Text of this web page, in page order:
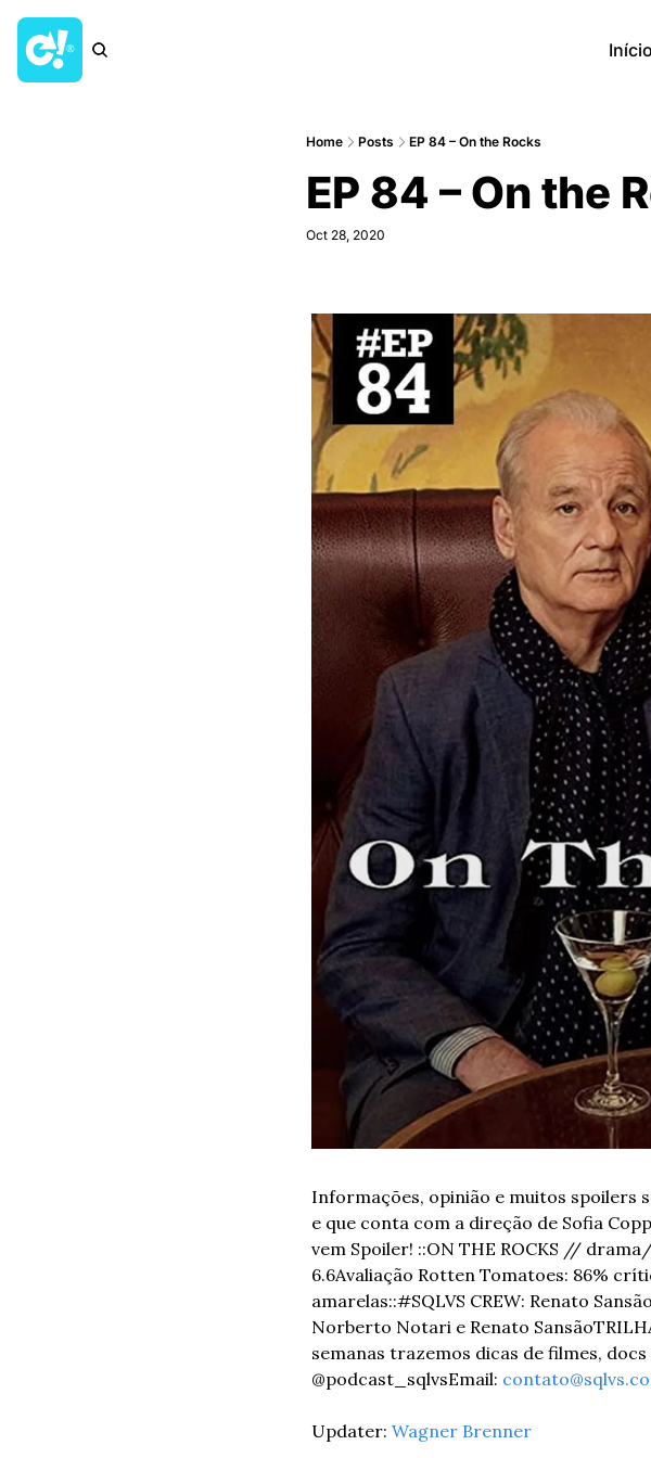
Início
Home Posts EP 84 – On the Rocks
EP 84 – On the
Oct 28, 2020
Informações, opinião e muitos spoilers
e que conta com a direção de Sofia
vem Spoiler! ::ON THE ROCKS //
6.6Avaliação Rotten Tomatoes: 86%
amarelas::#SQLVS CREW: Renato
Norberto Notari e Renato Sansão
semanas trazemos dicas de filmes,
@podcast_sqlvsEmail:
Updater: Wagner Brenner